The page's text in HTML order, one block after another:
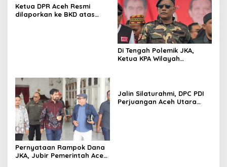
Ketua DPR Aceh Resmi
dilaporkan ke BKD atas
Di Tengah Polemik JKA,
Ketua KPA Wilayah
Pernyataan Rampok Dana
JKA, Jubir Pemerintah Aceh:
Jalin Silaturahmi, DPC PDI
Perjuangan Aceh Utara